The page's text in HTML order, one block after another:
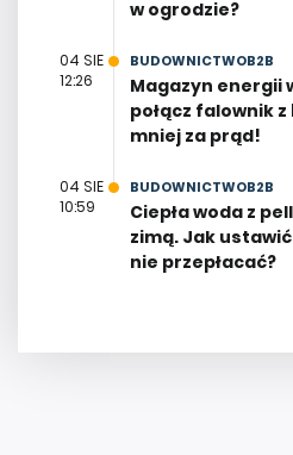
w ogrodzie?
04 SIE
12:26
BUDOWNICTWOB2B
Magazyn energii
połącz falownik
mniej za prąd!
04 SIE
10:59
BUDOWNICTWOB2B
Ciepła woda z
zimą. Jak
nie przepłacać?